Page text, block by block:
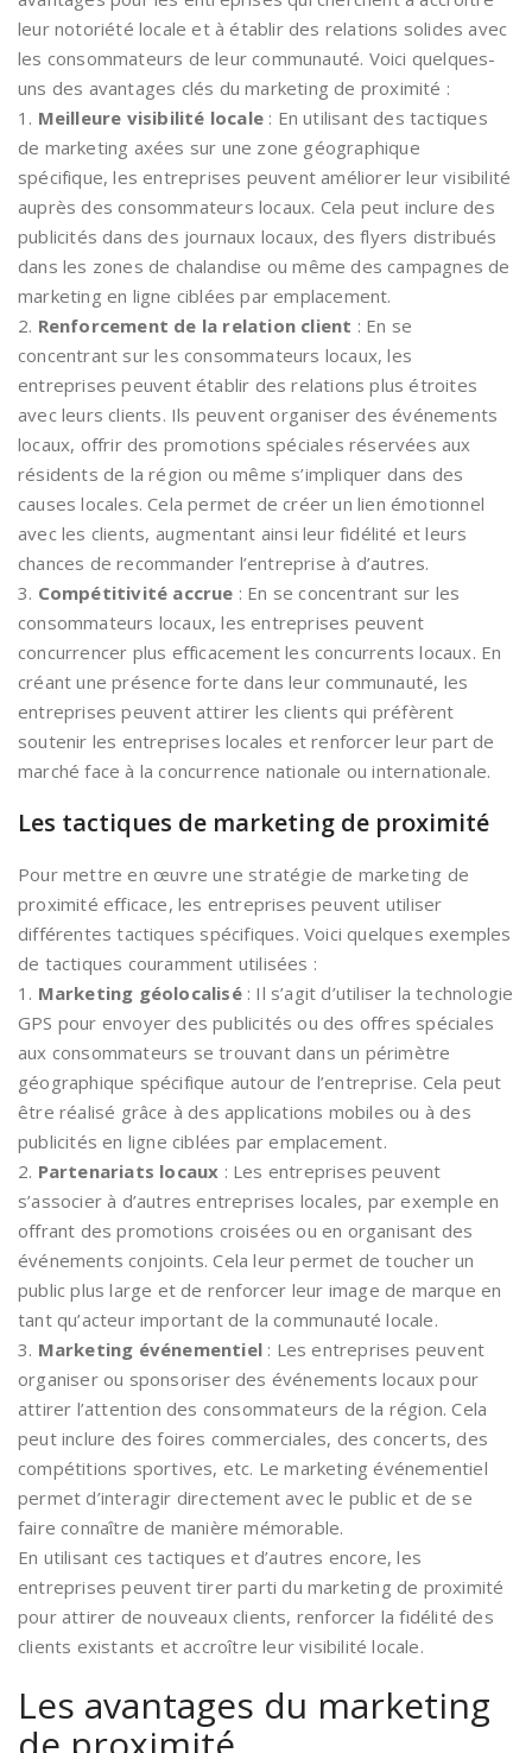
leur notoriété locale et à établir des relations solides avec
les consommateurs de leur communauté. Voici quelques-
uns des avantages clés du marketing de proximité :
1. Meilleure visibilité locale : En utilisant des tactiques
de marketing axées sur une zone géographique
spécifique, les entreprises peuvent améliorer leur visibilité
auprès des consommateurs locaux. Cela peut inclure des
publicités dans des journaux locaux, des flyers distribués
dans les zones de chalandise ou même des campagnes de
marketing en ligne ciblées par emplacement.
2. Renforcement de la relation client : En se
concentrant sur les consommateurs locaux, les
entreprises peuvent établir des relations plus étroites
avec leurs clients. Ils peuvent organiser des événements
locaux, offrir des promotions spéciales réservées aux
résidents de la région ou même s’impliquer dans des
causes locales. Cela permet de créer un lien émotionnel
avec les clients, augmentant ainsi leur fidélité et leurs
chances de recommander l’entreprise à d’autres.
3. Compétitivité accrue : En se concentrant sur les
consommateurs locaux, les entreprises peuvent
concurrencer plus efficacement les concurrents locaux. En
créant une présence forte dans leur communauté, les
entreprises peuvent attirer les clients qui préfèrent
soutenir les entreprises locales et renforcer leur part de
marché face à la concurrence nationale ou internationale.
Les tactiques de marketing de proximité
Pour mettre en œuvre une stratégie de marketing de
proximité efficace, les entreprises peuvent utiliser
différentes tactiques spécifiques. Voici quelques exemples
de tactiques couramment utilisées :
1. Marketing géolocalisé: Il s’agit d’utiliser la technologie
GPS pour envoyer des publicités ou des offres spéciales
aux consommateurs se trouvant dans un périmètre
géographique spécifique autour de l’entreprise. Cela peut
être réalisé grâce à des applications mobiles ou à des
publicités en ligne ciblées par emplacement.
2. Partenariats locaux : Les entreprises peuvent
s’associer à d’autres entreprises locales, par exemple en
offrant des promotions croisées ou en organisant des
événements conjoints. Cela leur permet de toucher un
public plus large et de renforcer leur image de marque en
tant qu’acteur important de la communauté locale.
3. Marketing événementiel : Les entreprises peuvent
organiser ou sponsoriser des événements locaux pour
attirer l’attention des consommateurs de la région. Cela
peut inclure des foires commerciales, des concerts, des
compétitions sportives, etc. Le marketing événementiel
permet d’interagir directement avec le public et de se
faire connaître de manière mémorable.
En utilisant ces tactiques et d’autres encore, les
entreprises peuvent tirer parti du marketing de proximité
pour attirer de nouveaux clients, renforcer la fidélité des
clients existants et accroître leur visibilité locale.
Les avantages du marketing